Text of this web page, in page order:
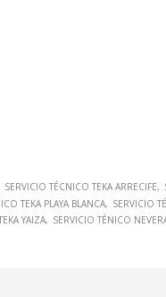
SERVICIO TÉCNICO TEKA ARRECIFE
TEKA PLAYA BLANCA SERVICIO
YAIZA SERVICIO TÉNICO